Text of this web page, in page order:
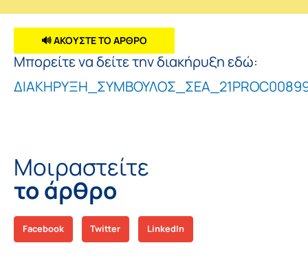
🔊 ΑΚΟΥΣΤΕ ΤΟ ΑΡΘΡΟ
Μπορείτε να δείτε την διακήρυξη εδώ:
Μοιραστείτε
το άρθρο
Facebook Twitter LinkedIn